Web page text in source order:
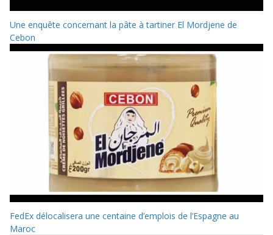
Une enquête concernant la pâte à tartiner El Mordjene de
Cebon
FedEx délocalisera une centaine d’emplois de l’Espagne au
Maroc